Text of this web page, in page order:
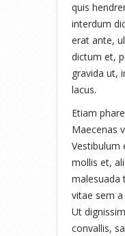
quis
interdum
erat ante,
dictum et,
gravida ut,
lacus.
Etiam
Maecenas
Vestibulum
mollis et,
malesuada
vitae sem
Ut
convallis,